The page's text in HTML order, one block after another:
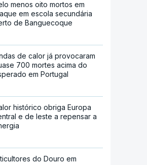
menos oito mortos em
em escola secundária
de Banguecoque
de calor já provocaram
700 mortes acima do
em Portugal
histórico obriga Europa
e de leste a repensar a
do Douro em